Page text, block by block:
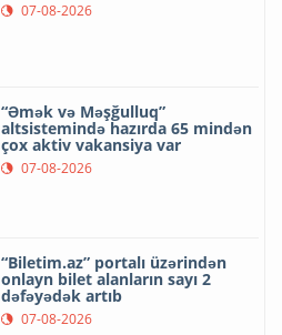
07-08-2026
“Əmək və Məşğulluq”
altsistemində hazırda 65 mindən
çox aktiv vakansiya var
07-08-2026
“Biletim.az” portalı üzərindən
onlayn bilet alanların sayı 2
dəfəyədək artıb
07-08-2026